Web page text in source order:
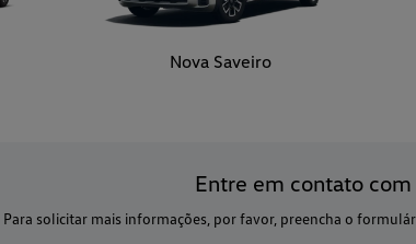
Nova Saveiro
Entre em contato com
Para solicitar mais informações, por favor, preencha o